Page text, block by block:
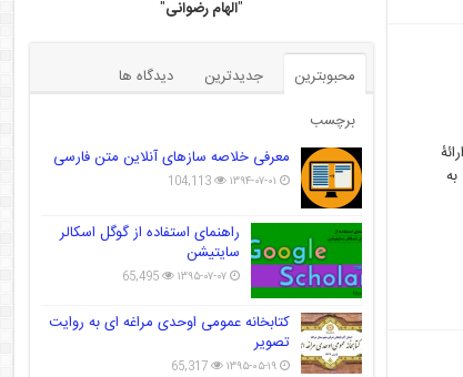
"الهام رضوانی"
محبوبترین جدیدترین
دیدگاه ها
برچسب
معرفی خلاصه سازهای آنلاین متن فارسی
۱۳۹۴-۰۷-۰۱ 104,113
راهنمای استفاده از گوگل اسکالر
سایتیشن
۱۳۹۵-۰۷-۰۷ 65,495
کتابخانه عمومی اوحدی مراغه ای به روایت
تصویر
۱۳۹۵-۰۵-۱۹ 65,317